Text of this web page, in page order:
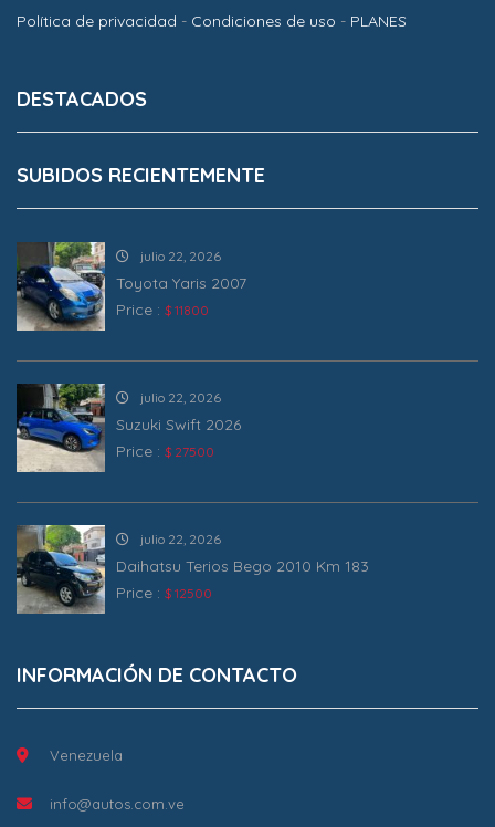
Política de privacidad - Condiciones de uso - PLANES
DESTACADOS
SUBIDOS RECIENTEMENTE
julio 22, 2026
Toyota Yaris 2007
Price : $ 11800
julio 22, 2026
Suzuki Swift 2026
Price : $ 27500
julio 22, 2026
Daihatsu Terios Bego 2010 Km 183
Price : $ 12500
INFORMACIÓN DE CONTACTO
Venezuela
info@autos.com.ve